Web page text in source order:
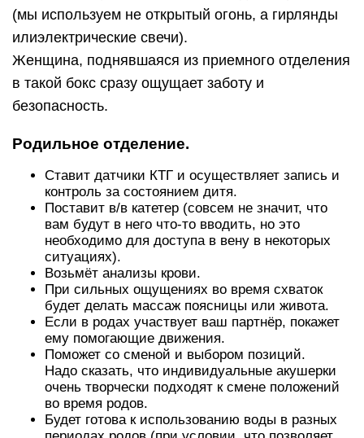
(мы используем не открытый огонь, а гирлянды
илиэлектрические свечи).
Женщина, поднявшаяся из приемного отделения
в такой бокс сразу ощущает заботу и
безопасность.
Родильное отделение.
Ставит датчики КТГ и осуществляет запись и
контроль за состоянием дитя.
Поставит в/в катетер (совсем не значит, что
вам будут в него что-то вводить, но это
необходимо для доступа в вену в некоторых
ситуациях).
Возьмёт анализы крови.
При сильных ощущениях во время схваток
будет делать массаж поясницы или живота.
Если в родах участвует ваш партнёр, покажет
ему помогающие движения.
Поможет со сменой и выбором позиций.
Надо сказать, что индивидуальные акушерки
очень творчески подходят к смене положений
во время родов.
Будет готова к использованию воды в разных